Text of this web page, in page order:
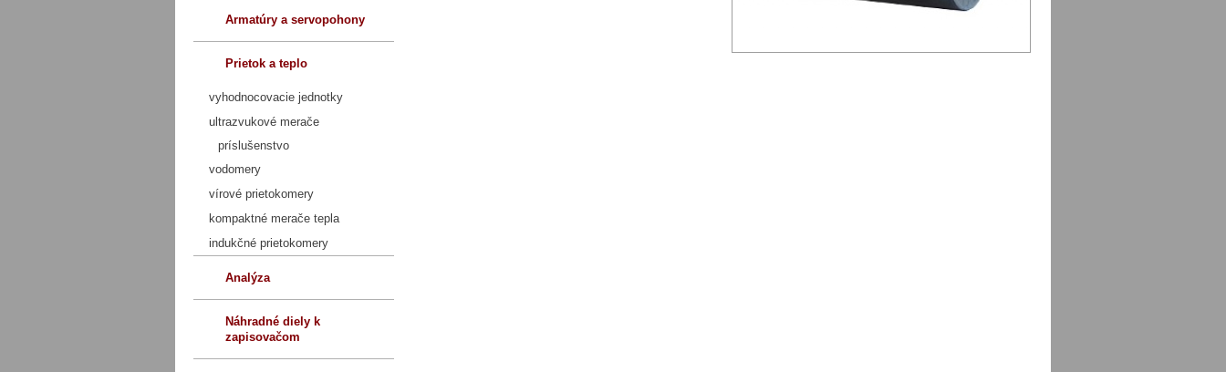
Armatúry a servopohony
Prietok a teplo
vyhodnocovacie jednotky
ultrazvukové merače
príslušenstvo
vodomery
vírové prietokomery
kompaktné merače tepla
indukčné prietokomery
Analýza
Náhradné diely k
zapisovačom